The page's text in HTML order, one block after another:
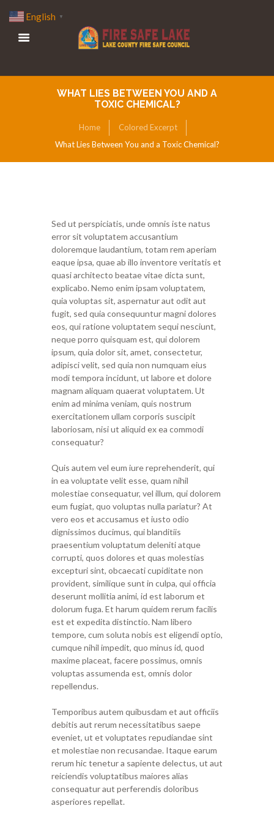
WHAT LIES BETWEEN YOU AND A
TOXIC CHEMICAL?
Home
Colored Excerpt
What Lies Between You and a Toxic Chemical?
Sed ut perspiciatis, unde omnis iste natus
error sit voluptatem accusantium
doloremque laudantium, totam rem aperiam
eaque ipsa, quae ab illo inventore veritatis et
quasi architecto beatae vitae dicta sunt,
explicabo. Nemo enim ipsam voluptatem,
quia voluptas sit, aspernatur aut odit aut
fugit, sed quia consequuntur magni dolores
eos, qui ratione voluptatem sequi nesciunt,
neque porro quisquam est, qui dolorem
ipsum, quia dolor sit, amet, consectetur,
adipisci velit, sed quia non numquam eius
modi tempora incidunt, ut labore et dolore
magnam aliquam quaerat voluptatem. Ut
enim ad minima veniam, quis nostrum
exercitationem ullam corporis suscipit
laboriosam, nisi ut aliquid ex ea commodi
consequatur?
Quis autem vel eum iure reprehenderit, qui
in ea voluptate velit esse, quam nihil
molestiae consequatur, vel illum, qui dolorem
eum fugiat, quo voluptas nulla pariatur? At
vero eos et accusamus et iusto odio
dignissimos ducimus, qui blanditiis
praesentium voluptatum deleniti atque
corrupti, quos dolores et quas molestias
excepturi sint, obcaecati cupiditate non
provident, similique sunt in culpa, qui officia
deserunt mollitia animi, id est laborum et
dolorum fuga. Et harum quidem rerum facilis
est et expedita distinctio. Nam libero
tempore, cum soluta nobis est eligendi optio,
cumque nihil impedit, quo minus id, quod
maxime placeat, facere possimus, omnis
voluptas assumenda est, omnis dolor
repellendus.
Temporibus autem quibusdam et aut officiis
debitis aut rerum necessitatibus saepe
eveniet, ut et voluptates repudiandae sint
et molestiae non recusandae. Itaque earum
rerum hic tenetur a sapiente delectus, ut aut
reiciendis voluptatibus maiores alias
consequatur aut perferendis doloribus
asperiores repellat.
English ▼